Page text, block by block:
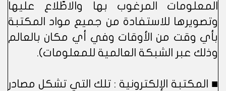
المعلومات المرغوب بها والاطّلاع عليها
وتصويرها للاستفادة من جميع مواد المكتبة
بأي وقت من الأوقات وفي أي مكان بالعالم
وذلك عبر الشبكة العالمية للمعلومات).
■ المكتبة الإلكترونية : تلك التي تشكل مصادر